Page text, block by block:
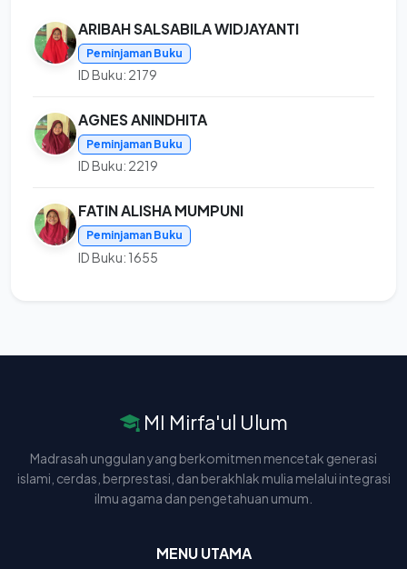
ARIBAH SALSABILA WIDJAYANTI
Peminjaman Buku
ID Buku: 2179
AGNES ANINDHITA
Peminjaman Buku
ID Buku: 2219
FATIN ALISHA MUMPUNI
Peminjaman Buku
ID Buku: 1655
MI Mirfa'ul Ulum
Madrasah unggulan yang berkomitmen mencetak generasi
islami, cerdas, berprestasi, dan berakhlak mulia melalui integrasi
ilmu agama dan pengetahuan umum.
MENU UTAMA